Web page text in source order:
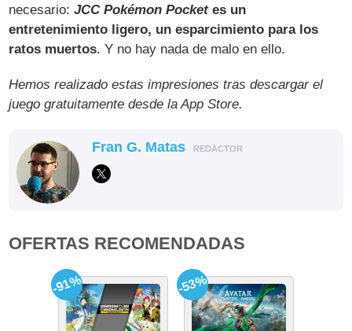
necesario:JCC Pokémon Pocketes un
entretenimiento ligero, un esparcimiento para los
ratos muertos. Y no hay nada de malo en ello.
Hemos realizado estas impresiones tras descargar el
juego gratuitamente desde la App Store.
Fran G. Matas REDACTOR
OFERTAS RECOMENDADAS
-91% -53%